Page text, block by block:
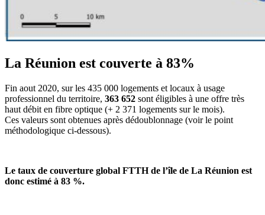
La Réunion est couverte à 83%
Fin aout 2020, sur les 435 000 logements et locaux à usage
professionnel du territoire, 363 652 sont éligibles à une offre très
haut débit en fibre optique (+ 2 371 logements sur le mois).
Ces valeurs sont obtenues après dédoublonnage (voir le point
méthodologique ci-dessous).
Le taux de couverture global FTTH de l’île de La Réunion est
donc estimé à 83 %.